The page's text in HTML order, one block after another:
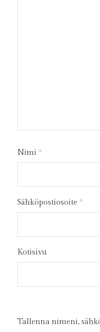
Nimi *
Sähköpostiosoite *
Kotisivu
Tallenna nimeni,